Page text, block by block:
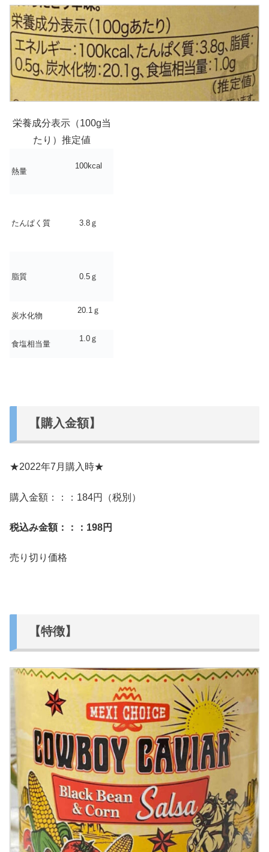
栄養成分表示（100g当
たり）推定値
熱量
100kcal
たんぱく質 3.8ｇ
脂質 0.5ｇ
炭水化物
20.1ｇ
食塩相当量
1.0ｇ
【購入金額】
★2022年7月購入時★
購入金額：：：184円（税別）
税込み金額：：：198円
売り切り価格
【特徴】